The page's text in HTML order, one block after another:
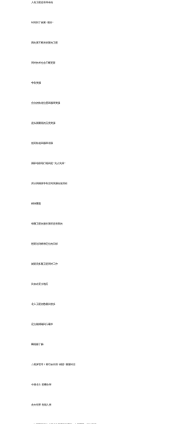
人造卫星是有寿命的
时间到了就要“退役”
因此要不断发射新的卫星
同时技术也会不断更新
争取资源
合法的轨道位置和频率资源
是各国重视的宝贵资源
然而轨道和频率有限
国际电联现行规则是“先占先得”
所以我国要争取空间资源的使用权
精准覆盖
每颗卫星的服务面积是有限的
想要达到精准定位的目标
就要用多颗卫星同时工作
比如在亚太地区
北斗卫星的数量比较多
定位能精确到几毫米
戳视频了解↓
△逐梦苍穹！看它如何用“精度”重塑时空
中国北斗 星耀全球
走向世界 造福人类